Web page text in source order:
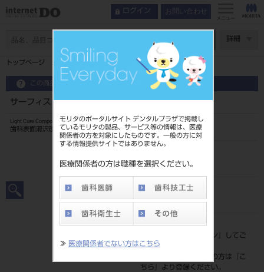
モリタのポータルサイト デンタルプラザで掲載し
ているモリタの製品、サービス等の情報は、医療
関係者の方を対象にしたものです。一般の方に対
する情報提供サイトではありません。
医療関係者の方は職種を選択ください。
≫ 医療関係者でない方はこちら
ログイン お問い合わせ
メニュー
詳細
トップページ サーフィスコート 5mL
この商品に関するお問い合わせ
サーフィスコート 5mL
Light Cure Composite Glaze
歯科表面滑沢硬化材
202120263
JAN/EANコード
標準価格
ログイン
』してご
覧ください。
ネット会員登録がまだの方は『
こ
ちら
』より登録ください。